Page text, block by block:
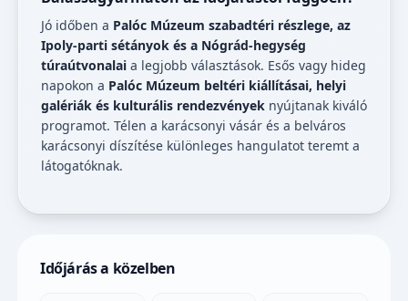
Jó időben a Palóc Múzeum szabadtéri részlege, az
Ipoly-parti sétányok és a Nógrád-hegység
túraútvonalai a legjobb választások. Esős vagy hideg
napokon a Palóc Múzeum beltéri kiállításai, helyi
galériák és kulturális rendezvények nyújtanak kiváló
programot. Télen a karácsonyi vásár és a belváros
karácsonyi díszítése különleges hangulatot teremt a
látogatóknak.
Időjárás a közelben